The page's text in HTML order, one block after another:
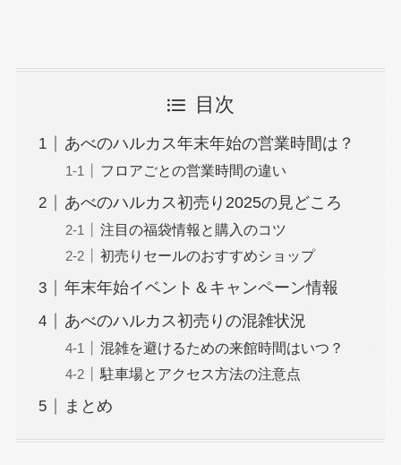
目次
あべのハルカス年末年始の営業時間は？
フロアごとの営業時間の違い
あべのハルカス初売り2025の見どころ
注目の福袋情報と購入のコツ
初売りセールのおすすめショップ
年末年始イベント＆キャンペーン情報
あべのハルカス初売りの混雑状況
混雑を避けるための来館時間はいつ？
駐車場とアクセス方法の注意点
まとめ